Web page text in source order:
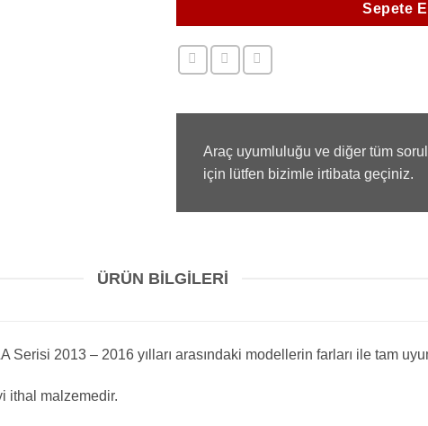
Sepete
Araç uyumluluğu ve diğer tüm
için lütfen bizimle irtibata geçiniz.
ÜRÜN BILGILERI
Serisi 2013 – 2016 yılları arasındaki modellerin farları ile tam
ithal malzemedir.